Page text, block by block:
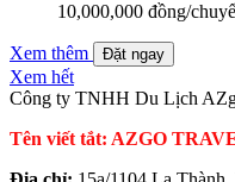
10,000,000 đồng/
Xem thêm Đặt ngay
Xem hết
Công ty TNHH Du Lịch
Tên viết tắt: AZGO